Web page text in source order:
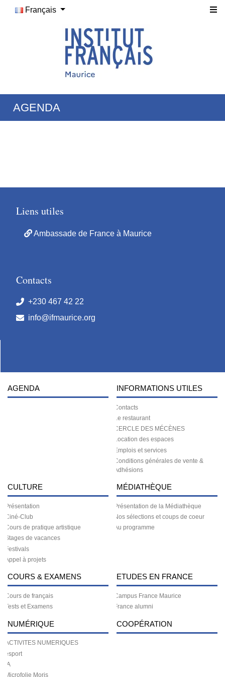
Français
AGENDA
Liens utiles
Ambassade de France à Maurice
Contacts
+230 467 42 22
info@ifmaurice.org
AGENDA INFORMATIONS UTILES
Contacts
Le restaurant
CERCLE DES MÉCÈNES
Location des espaces
Emplois et services
Conditions générales de vente &
Adhésions
CULTURE
Présentation
Ciné-Club
Cours de pratique artistique
Stages de vacances
Festivals
Appel à projets
MÉDIATHÈQUE
Présentation de la Médiathèque
Nos sélections et coups de coeur
Au programme
COURS & EXAMENS
Cours de français
Tests et Examens
ETUDES EN FRANCE
Campus France Maurice
France alumni
NUMÉRIQUE
ACTIVITES NUMERIQUES
esport
IA
Microfolie Moris
COOPÉRATION